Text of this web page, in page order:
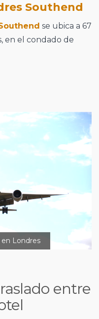
Southend
se ubica a 67
en el condado de
Londres
entre